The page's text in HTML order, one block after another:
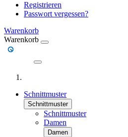
Registrieren
Passwort vergessen?
Warenkorb
Warenkorb
Schnittmuster
Schnittmuster
Schnittmuster
Damen
Damen